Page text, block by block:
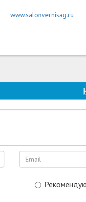
www.salonvernisag.ru